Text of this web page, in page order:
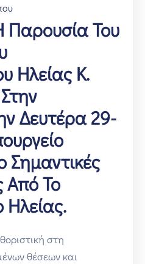
Παρουσία Του
Ηλείας Κ.
Δευτέρα 29-
Σημαντικές
Από Το
Ηλείας.
στη
θέσεων και